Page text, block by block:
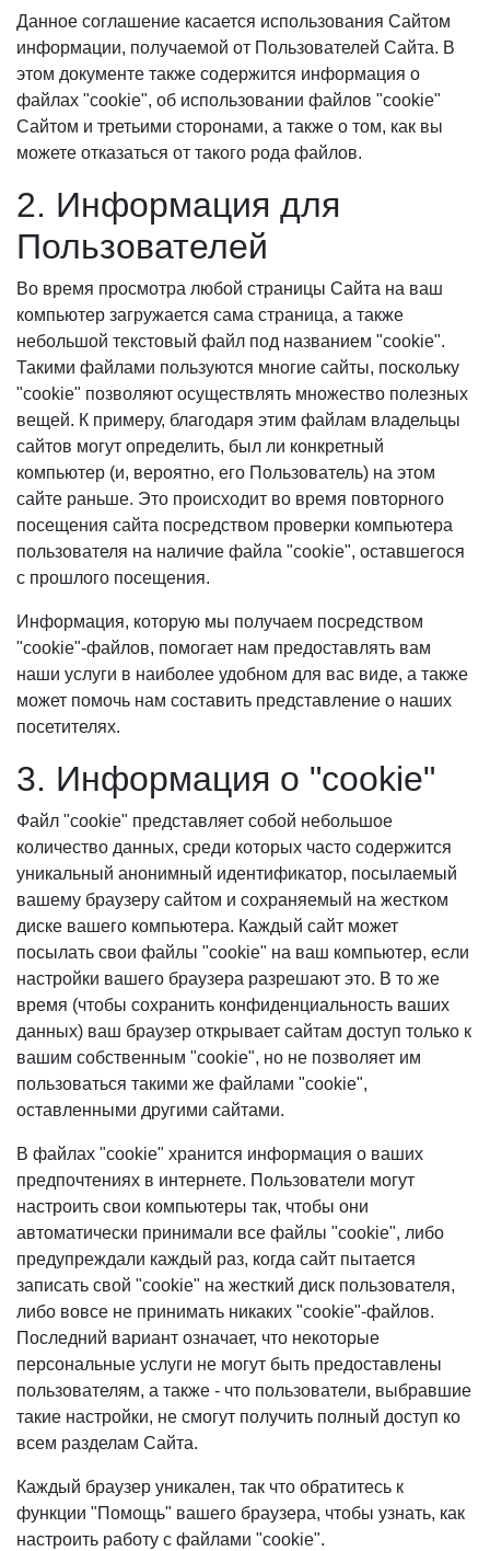
Данное соглашение касается использования Сайтом
информации, получаемой от Пользователей Сайта. В
этом документе также содержится информация о
файлах "cookie", об использовании файлов "cookie"
Сайтом и третьими сторонами, а также о том, как вы
можете отказаться от такого рода файлов.
2. Информация для
Пользователей
Во время просмотра любой страницы Сайта на ваш
компьютер загружается сама страница, а также
небольшой текстовый файл под названием "cookie".
Такими файлами пользуются многие сайты, поскольку
"cookie" позволяют осуществлять множество полезных
вещей. К примеру, благодаря этим файлам владельцы
сайтов могут определить, был ли конкретный
компьютер (и, вероятно, его Пользователь) на этом
сайте раньше. Это происходит во время повторного
посещения сайта посредством проверки компьютера
пользователя на наличие файла "cookie", оставшегося
с прошлого посещения.
Информация, которую мы получаем посредством
"cookie"-файлов, помогает нам предоставлять вам
наши услуги в наиболее удобном для вас виде, а также
может помочь нам составить представление о наших
посетителях.
3. Информация о "cookie"
Файл "cookie" представляет собой небольшое
количество данных, среди которых часто содержится
уникальный анонимный идентификатор, посылаемый
вашему браузеру сайтом и сохраняемый на жестком
диске вашего компьютера. Каждый сайт может
посылать свои файлы "cookie" на ваш компьютер, если
настройки вашего браузера разрешают это. В то же
время (чтобы сохранить конфиденциальность ваших
данных) ваш браузер открывает сайтам доступ только к
вашим собственным "cookie", но не позволяет им
пользоваться такими же файлами "cookie",
оставленными другими сайтами.
В файлах "cookie" хранится информация о ваших
предпочтениях в интернете. Пользователи могут
настроить свои компьютеры так, чтобы они
автоматически принимали все файлы "cookie", либо
предупреждали каждый раз, когда сайт пытается
записать свой "cookie" на жесткий диск пользователя,
либо вовсе не принимать никаких "cookie"-файлов.
Последний вариант означает, что некоторые
персональные услуги не могут быть предоставлены
пользователям, а также - что пользователи, выбравшие
такие настройки, не смогут получить полный доступ ко
всем разделам Сайта.
Каждый браузер уникален, так что обратитесь к
функции "Помощь" вашего браузера, чтобы узнать, как
настроить работу с файлами "cookie".